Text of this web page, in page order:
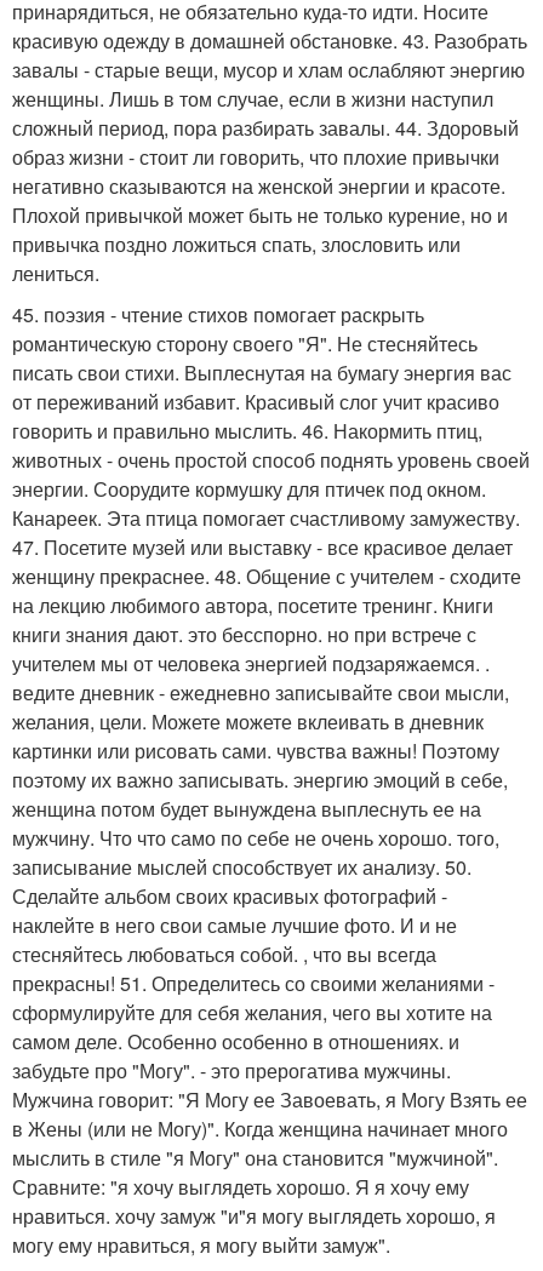
принарядиться, не обязательно куда-то идти. Носите
красивую одежду в домашней обстановке. 43. Разобрать
завалы - старые вещи, мусор и хлам ослабляют энергию
женщины. Лишь в том случае, если в жизни наступил
сложный период, пора разбирать завалы. 44. Здоровый
образ жизни - стоит ли говорить, что плохие привычки
негативно сказываются на женской энергии и красоте.
Плохой привычкой может быть не только курение, но и
привычка поздно ложиться спать, злословить или
лениться.
45. поэзия - чтение стихов помогает раскрыть
романтическую сторону своего "Я". Не стесняйтесь
писать свои стихи. Выплеснутая на бумагу энергия вас
от переживаний избавит. Красивый слог учит красиво
говорить и правильно мыслить. 46. Накормить птиц,
животных - очень простой способ поднять уровень своей
энергии. Соорудите кормушку для птичек под окном.
Канареек. Эта птица помогает счастливому замужеству.
47. Посетите музей или выставку - все красивое делает
женщину прекраснее. 48. Общение с учителем - сходите
на лекцию любимого автора, посетите тренинг. Книги
книги знания дают. это бесспорно. но при встрече с
учителем мы от человека энергией подзаряжаемся. .
ведите дневник - ежедневно записывайте свои мысли,
желания, цели. Можете можете вклеивать в дневник
картинки или рисовать сами. чувства важны! Поэтому
поэтому их важно записывать. энергию эмоций в себе,
женщина потом будет вынуждена выплеснуть ее на
мужчину. Что что само по себе не очень хорошо. того,
записывание мыслей способствует их анализу. 50.
Сделайте альбом своих красивых фотографий -
наклейте в него свои самые лучшие фото. И и не
стесняйтесь любоваться собой. , что вы всегда
прекрасны! 51. Определитесь со своими желаниями -
сформулируйте для себя желания, чего вы хотите на
самом деле. Особенно особенно в отношениях. и
забудьте про "Могу". - это прерогатива мужчины.
Мужчина говорит: "Я Могу ее Завоевать, я Могу Взять ее
в Жены (или не Могу)". Когда женщина начинает много
мыслить в стиле "я Могу" она становится "мужчиной".
Сравните: "я хочу выглядеть хорошо. Я я хочу ему
нравиться. хочу замуж "и"я могу выглядеть хорошо, я
могу ему нравиться, я могу выйти замуж".